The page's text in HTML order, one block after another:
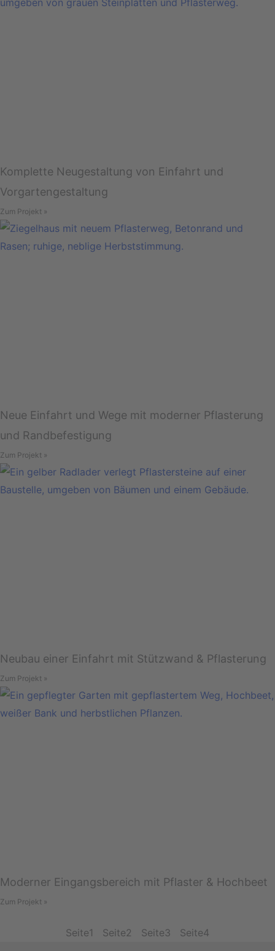
Komplette Neugestaltung von Einfahrt und
Vorgartengestaltung
Zum Projekt »
Neue Einfahrt und Wege mit moderner Pflasterung
und Randbefestigung
Zum Projekt »
Neubau einer Einfahrt mit Stützwand & Pflasterung
Zum Projekt »
Moderner Eingangsbereich mit Pflaster & Hochbeet
Zum Projekt »
Seite1 Seite2 Seite3 Seite4